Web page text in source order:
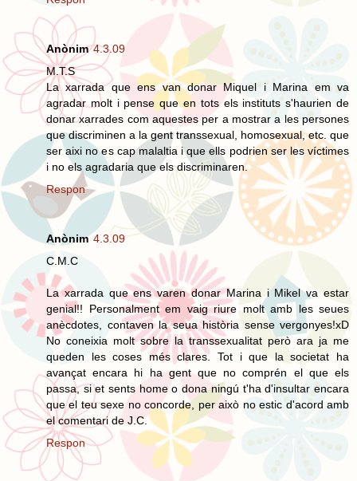
Anònim 4.3.09
M.T.S
La xarrada que ens van donar Miquel i Marina em va
agradar molt i pense que en tots els instituts s'haurien de
donar xarrades com aquestes per a mostrar a les persones
que discriminen a la gent transsexual, homosexual, etc. que
ser aixi no es cap malaltia i que ells podrien ser les víctimes
i no els agradaria que els discriminaren.
Respon
Anònim 4.3.09
C.M.C
La xarrada que ens varen donar Marina i Mikel va estar
genial!! Personalment em vaig riure molt amb les seues
anècdotes, contaven la seua història sense vergonyes!xD
No coneixia molt sobre la transsexualitat però ara ja me
queden les coses més clares. Tot i que la societat ha
avançat encara hi ha gent que no comprén el que els
passa, si et sents home o dona ningú t'ha d'insultar encara
que el teu sexe no concorde, per això no estic d'acord amb
el comentari de J.C.
Respon